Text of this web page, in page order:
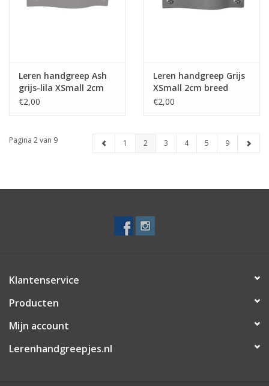
Leren handgreep Ash
grijs-lila XSmall 2cm
breed
€2,00
Leren handgreep Grijs
XSmall 2cm breed
€2,00
Pagina 2 van 9 1 2 3 4 5 9
Klantenservice
Producten
Mijn account
Lerenhandgreepjes.nl